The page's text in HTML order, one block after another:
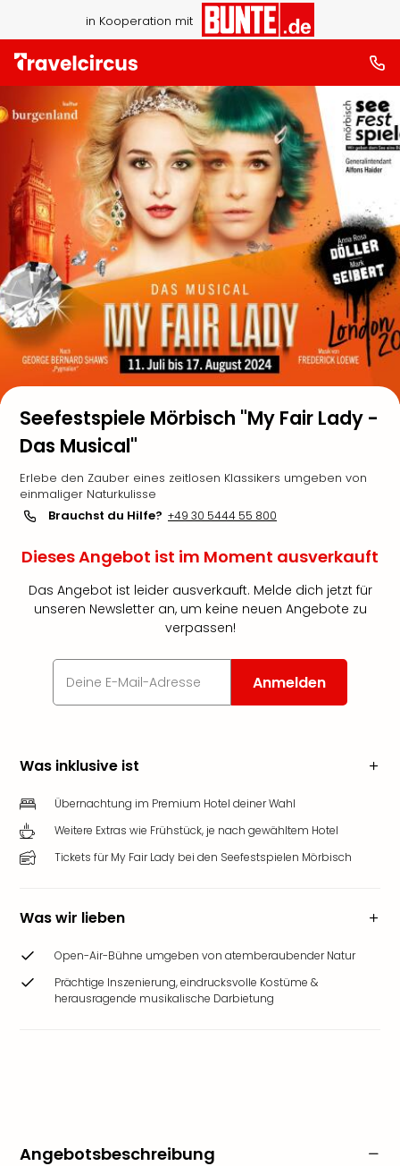
in Kooperation mit
Seefestspiele Mörbisch "My Fair Lady -
Das Musical"
Erlebe den Zauber eines zeitlosen Klassikers umgeben von
einmaliger Naturkulisse
Brauchst du Hilfe? +49 30 5444 55 800
Dieses Angebot ist im Moment ausverkauft
Das Angebot ist leider ausverkauft. Melde dich jetzt für
unseren Newsletter an, um keine neuen Angebote zu
verpassen!
Anmelden
Was inklusive ist
Übernachtung im Premium Hotel deiner Wahl
Weitere Extras wie Frühstück, je nach gewähltem Hotel
Tickets für My Fair Lady bei den Seefestspielen Mörbisch
Was wir lieben
Open-Air-Bühne umgeben von atemberaubender Natur
Prächtige Inszenierung, eindrucksvolle Kostüme &
herausragende musikalische Darbietung
Angebotsbeschreibung